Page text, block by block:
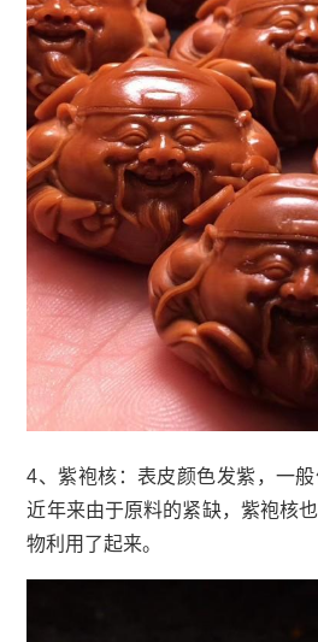
4、紫袍核：表皮颜色发紫，一般
近年来由于原料的紧缺，紫袍核
物利用了起来。